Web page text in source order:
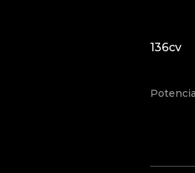
136cv
Potencia